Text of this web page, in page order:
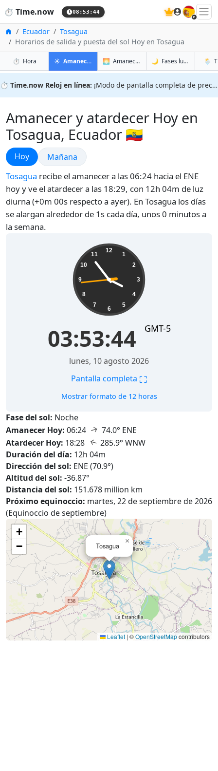
⏱️ Time.now 08:53:45 🇪🇸
InicioEcuador
Tosagua
Horarios de salida y puesta del sol Hoy en Tosagua
⏱️ Horaen Tosagua
☀️ Amanecer y atardecer en Tosagua
🌅 Amanecer y atardecer mañana en
🌙 Fases lunares en🌦️
⏱️ Time.now Reloj en línea: ¡Modo de pantalla completa de precisión!
Amanecer y atardecer Hoy en
Tosagua, Ecuador 🇪🇨
Amanecer y atardecer
Hoy Amanecer y atardecer
Mañana
Tosagua recibe el amanecer a las 06:24 hacia el ENE
hoy y ve el atardecer a las 18:29, con 12h 04m de luz
diurna (+0m 00s respecto a ayer). En Tosagua los días
se alargan alrededor de 1s cada día, unos 0 minutos a
la semana.
12
1
2
3
4
5
6
7
8
9
10
11
03:53:45 GMT-5
lunes, 10 agosto 2026
Pantalla completa ⛶
Mostrar formato de 12 horas
Fase del sol: Noche
Amanecer Hoy: 06:24 ↑ 74.0° ENE
Atardecer Hoy: 18:28 ↑ 285.9° WNW
Duración del día: 12h 04m
Dirección del sol: ENE (70.9°)
Altitud del sol: -36.87°
Distancia del sol: 151.678 million km
Próximo equinoccio: martes, 22 de septiembre de 2026
(Equinoccio de septiembre)
Tosagua
×
+
−
Leaflet | ©OpenStreetMapcontributors